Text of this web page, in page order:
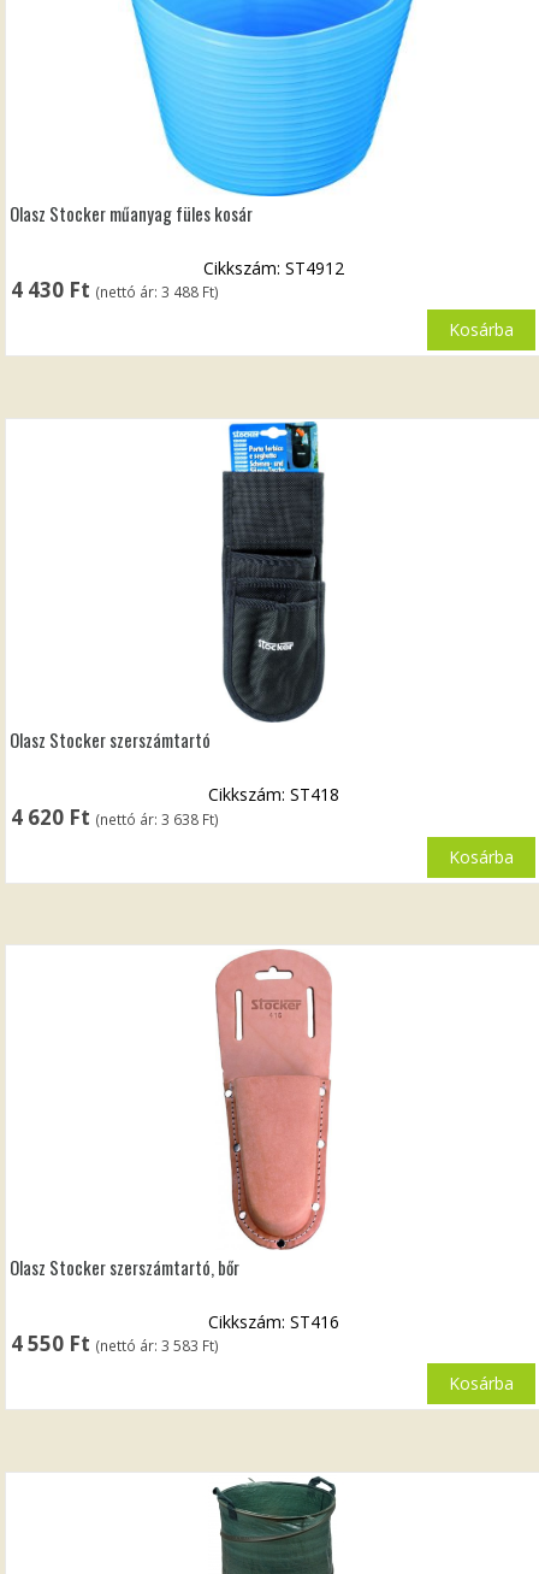
Olasz Stocker műanyag füles kosár
4 430 Ft (nettó ár:3 488 Ft)
Cikkszám: ST4912
Kosárba
Olasz Stocker szerszámtartó
4 620 Ft (nettó ár:3 638 Ft)
Cikkszám: ST418
Kosárba
Olasz Stocker szerszámtartó, bőr
4 550 Ft (nettó ár:3 583 Ft)
Cikkszám: ST416
Kosárba